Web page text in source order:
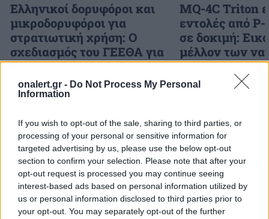
onalert.gr - Do Not Process My Personal
Information
If you wish to opt-out of the sale, sharing to third parties, or
processing of your personal or sensitive information for
targeted advertising by us, please use the below opt-out
section to confirm your selection. Please note that after your
opt-out request is processed you may continue seeing
interest-based ads based on personal information utilized by
us or personal information disclosed to third parties prior to
your opt-out. You may separately opt-out of the further
Ελληνικοί δορυφόροι και
μικροδορυφόροι για
στρατιωτική χρήση: Ο
σχεδιασμός του ΓΕΕΘΑ για
αξιοποίηση της
πληροφορίας
MQ-4C Triton
εντολές από
σε δοκιμή:
μέλλον των
επιχειρήσεων
ΔΙΑΦΗΜΙΣΗ